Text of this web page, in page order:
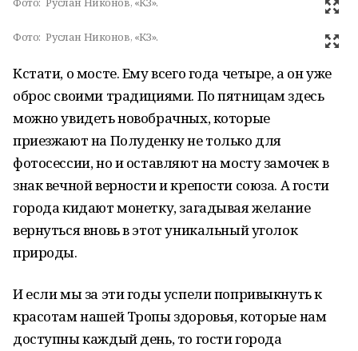
Фото: Руслан Никонов, «КЗ».
Кстати, о мосте. Ему всего года четыре, а он уже
оброс своими традициями. По пятницам здесь
можно увидеть новобрачных, которые
приезжают на Полуденку не только для
фотосессии, но и оставляют на мосту замочек в
знак вечной верности и крепости союза. А гости
города кидают монетку, загадывая желание
вернуться вновь в этот уникальный уголок
природы.
И если мы за эти годы успели попривыкнуть к
красотам нашей Тропы здоровья, которые нам
доступны каждый день, то гости города